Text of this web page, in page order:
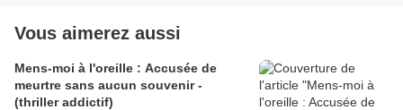
Vous aimerez aussi
Mens-moi à l'oreille : Accusée de
meurtre sans aucun souvenir -
(thriller addictif)